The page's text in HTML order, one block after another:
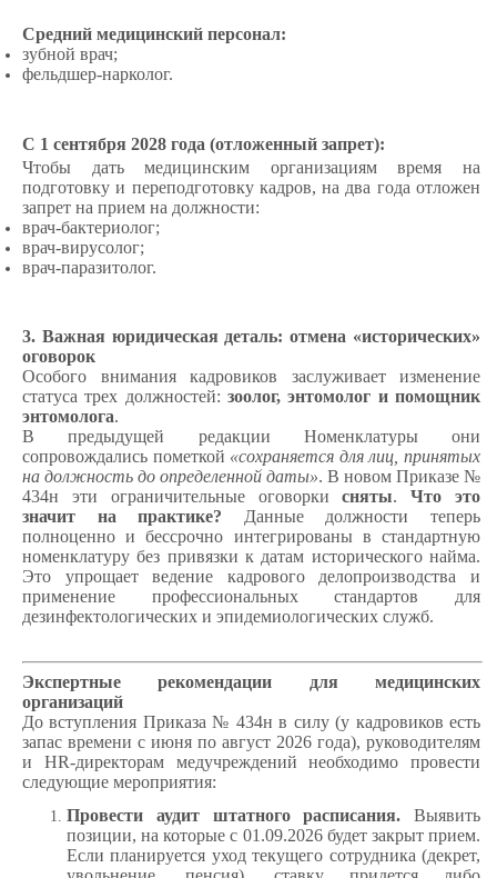
Средний медицинский персонал:
зубной врач;
фельдшер-нарколог.
С 1 сентября 2028 года (отложенный запрет):
Чтобы дать медицинским организациям время на
подготовку и переподготовку кадров, на два года отложен
запрет на прием на должности:
врач-бактериолог;
врач-вирусолог;
врач-паразитолог.
3. Важная юридическая деталь: отмена «исторических»
оговорок
Особого внимания кадровиков заслуживает изменение
статуса трех должностей: зоолог, энтомолог и помощник
энтомолога.
В предыдущей редакции Номенклатуры они
сопровождались пометкой «сохраняется для лиц, принятых
на должность до определенной даты». В новом Приказе №
434н эти ограничительные оговоркисняты.Что это
значит на практике? Данные должности теперь
полноценно и бессрочно интегрированы в стандартную
номенклатуру без привязки к датам исторического найма.
Это упрощает ведение кадрового делопроизводства и
применение профессиональных стандартов для
дезинфектологических и эпидемиологических служб.
Экспертные рекомендации для медицинских
организаций
До вступления Приказа № 434н в силу (у кадровиков есть
запас времени с июня по август 2026 года), руководителям
и HR-директорам медучреждений необходимо провести
следующие мероприятия:
Провести аудит штатного расписания. Выявить
позиции, на которые с 01.09.2026 будет закрыт прием.
Если планируется уход текущего сотрудника (декрет,